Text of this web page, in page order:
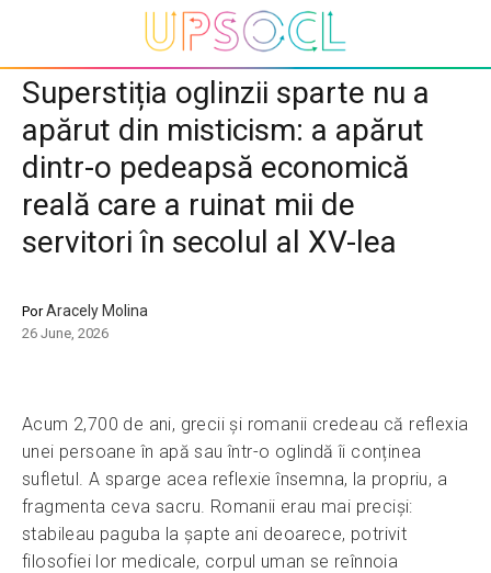
Superstiția oglinzii sparte nu a
apărut din misticism: a apărut
dintr-o pedeapsă economică
reală care a ruinat mii de
servitori în secolul al XV-lea
PorAracely Molina
26 June, 2026
Acum 2,700 de ani, grecii și romanii credeau că reflexia
unei persoane în apă sau într-o oglindă îi conținea
sufletul. A sparge acea reflexie însemna, la propriu, a
fragmenta ceva sacru. Romanii erau mai preciși:
stabileau paguba la șapte ani deoarece, potrivit
filosofiei lor medicale, corpul uman se reînnoia